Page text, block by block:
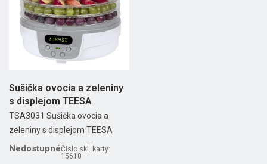
Sušička ovocia a zeleniny
s displejom TEESA
TSA3031 Sušička ovocia a
zeleniny s displejom TEESA
NedostupnéČíslo skl. karty:
15610